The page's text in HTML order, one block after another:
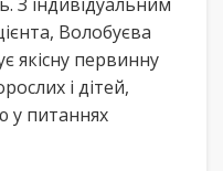
Волобуєва
якісну первинну
і дітей,
у питаннях